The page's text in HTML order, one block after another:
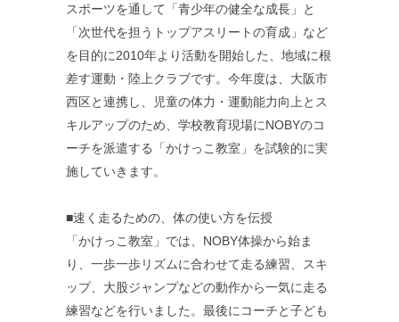
スポーツを通して「青少年の健全な成長」と
「次世代を担うトップアスリートの育成」など
を目的に2010年より活動を開始した、地域に根
差す運動・陸上クラブです。今年度は、大阪市
西区と連携し、児童の体力・運動能力向上とス
キルアップのため、学校教育現場にNOBYのコ
ーチを派遣する「かけっこ教室」を試験的に実
施していきます。
■速く走るための、体の使い方を伝授
「かけっこ教室」では、NOBY体操から始ま
り、一歩一歩リズムに合わせて走る練習、スキ
ップ、大股ジャンプなどの動作から一気に走る
練習などを行いました。最後にコーチと子ども